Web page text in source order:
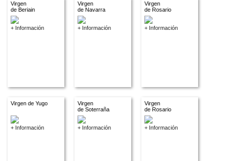
Virgen
de Beriain
+ Información
Virgen
de Navarra
+ Información
Virgen
de Rosario
+ Información
Virgen de Yugo
+ Información
Virgen
de Soterraña
+ Información
Virgen
de Rosario
+ Información